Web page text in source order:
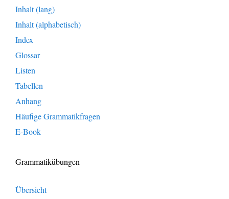
Inhalt (lang)
Inhalt (alphabetisch)
Index
Glossar
Listen
Tabellen
Anhang
Häufige Grammatikfragen
E-Book
Grammatikübungen
Übersicht